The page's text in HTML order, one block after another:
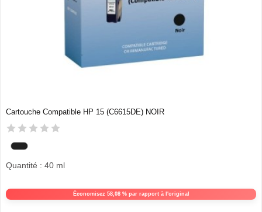
Cartouche Compatible HP 15 (C6615DE) NOIR
Économisez 58,08 % par rapport à l'original
Quantité : 40 ml